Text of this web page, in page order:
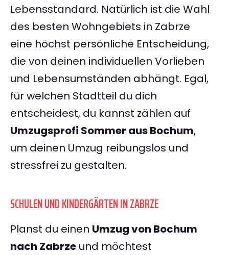
Lebensstandard. Natürlich ist die Wahl
des besten Wohngebiets in Zabrze
eine höchst persönliche Entscheidung,
die von deinen individuellen Vorlieben
und Lebensumständen abhängt. Egal,
für welchen Stadtteil du dich
entscheidest, du kannst zählen auf
Umzugsprofi Sommer aus Bochum,
um deinen Umzug reibungslos und
stressfrei zu gestalten.
SCHULEN UND KINDERGÄRTEN IN ZABRZE
Planst du einen Umzug von Bochum
nach Zabrze und möchtest